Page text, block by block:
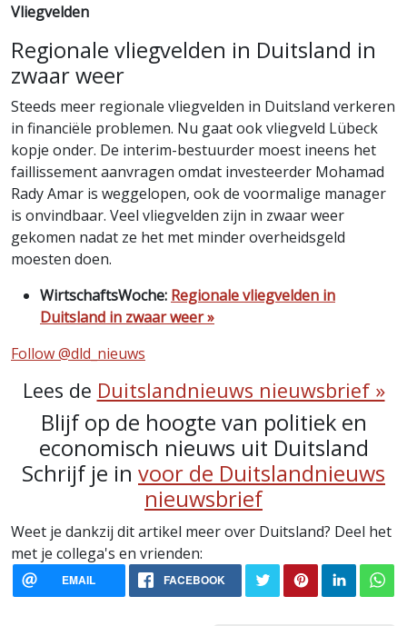
Vliegvelden
Regionale vliegvelden in Duitsland in
zwaar weer
Steeds meer regionale vliegvelden in Duitsland verkeren
in financiële problemen. Nu gaat ook vliegveld Lübeck
kopje onder. De interim-bestuurder moest ineens het
faillissement aanvragen omdat investeerder Mohamad
Rady Amar is weggelopen, ook de voormalige manager
is onvindbaar. Veel vliegvelden zijn in zwaar weer
gekomen nadat ze het met minder overheidsgeld
moesten doen.
WirtschaftsWoche: Regionale vliegvelden in
Duitsland in zwaar weer »
Follow @dld_nieuws
Lees de Duitslandnieuws nieuwsbrief »
Blijf op de hoogte van politiek en
economisch nieuws uit Duitsland
Schrijf je in voor de Duitslandnieuws
nieuwsbrief
Weet je dankzij dit artikel meer over Duitsland? Deel het
met je collega's en vrienden:
EMAIL FACEBOOK